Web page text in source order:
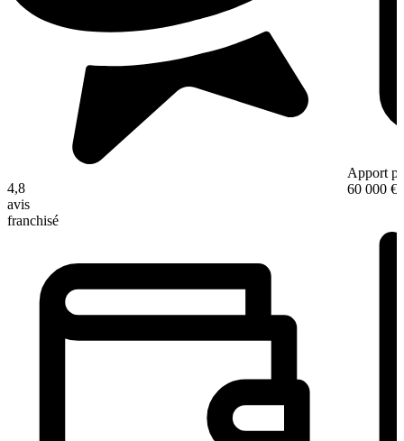
4,8
avis
franchisé
Apport
60 000 €